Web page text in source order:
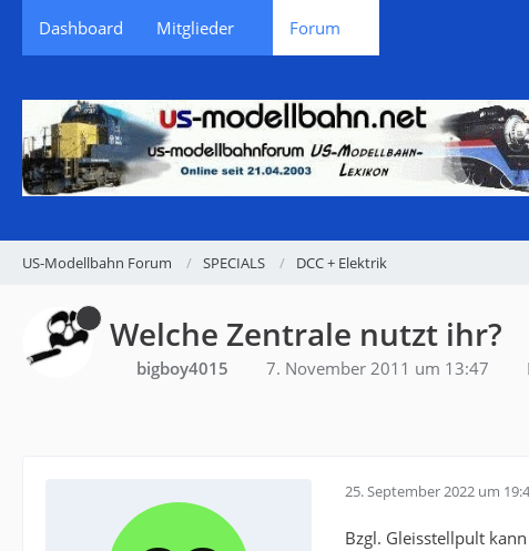
Dashboard Mitglieder Forum
US-Modellbahn Forum SPECIALS DCC + Elektrik
Welche Zentrale nutzt ihr?
bigboy4015 7. November 2011 um 13:47
25. September 2022 um
Bzgl. Gleisstellpult